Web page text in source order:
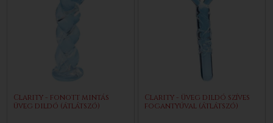
Clarity - fonott mintás
üveg dildó (átlátszó)
Clarity - üveg dildó szíves
fogantyúval (átlátszó)